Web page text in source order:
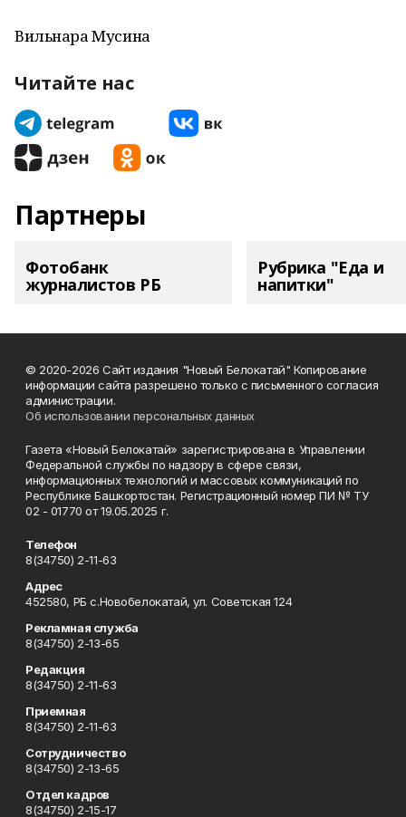
Вильнара Мусина
Читайте нас
Партнеры
Фотобанк
журналистов РБ
Рубрика "Еда и
напитки"
© 2020-2026 Сайт издания "Новый Белокатай" Копирование
информации сайта разрешено только с письменного согласия
администрации.
Об использовании персональных данных
Газета «Новый Белокатай» зарегистрирована в Управлении
Федеральной службы по надзору в сфере связи,
информационных технологий и массовых коммуникаций по
Республике Башкортостан. Регистрационный номер ПИ № ТУ
02 - 01770 от 19.05.2025 г.
Телефон
8(34750) 2-11-63
Адрес
452580, РБ с.Новобелокатай, ул. Советская 124
Рекламная служба
8(34750) 2-13-65
Редакция
8(34750) 2-11-63
Приемная
8(34750) 2-11-63
Сотрудничество
8(34750) 2-13-65
Отдел кадров
8(34750) 2-15-17